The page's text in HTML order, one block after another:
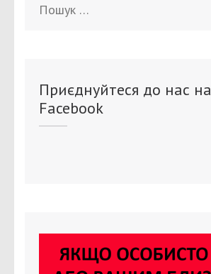
Приєднуйтеся до нас на
Facebook